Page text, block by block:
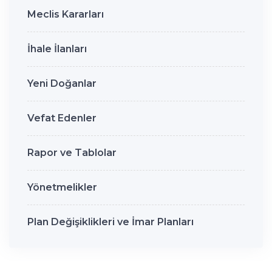
Meclis Kararları
İhale İlanları
Yeni Doğanlar
Vefat Edenler
Rapor ve Tablolar
Yönetmelikler
Plan Değişiklikleri ve İmar Planları